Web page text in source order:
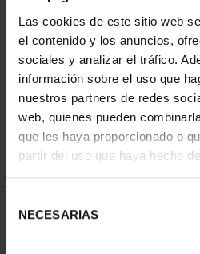
Las cookies de este sitio web
el contenido y los anuncios,
sociales y analizar el tráfico.
información sobre el uso que
nuestros partners de redes
web, quienes pueden
que les haya proporcionado o
partir del uso que haya hecho
NECESARIAS
ORDENAR POR:
2 Productos encontrados